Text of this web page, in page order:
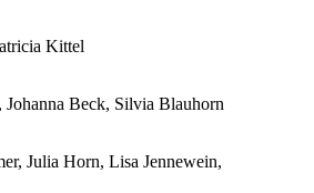
Kittel
Beck, Silvia Blauhorn
Julia Horn, Lisa Jennewein,